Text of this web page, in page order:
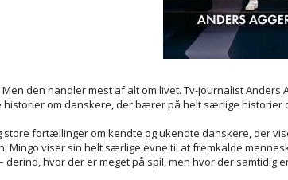
den handler mest af alt om livet. Tv-journalist
om danskere, der bærer på helt særlige historier
store fortællinger om kendte og ukendte danskere, der
Mingo viser sin helt særlige evne til at fremkalde
derind, hvor der er meget på spil, men hvor der samtidig